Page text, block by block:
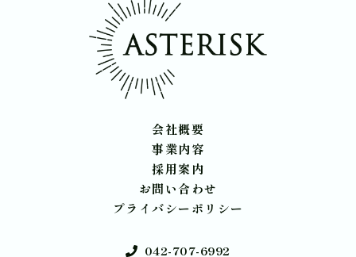
会社概要
事業内容
採用案内
お問い合わせ
プライバシーポリシー
042-707-6992